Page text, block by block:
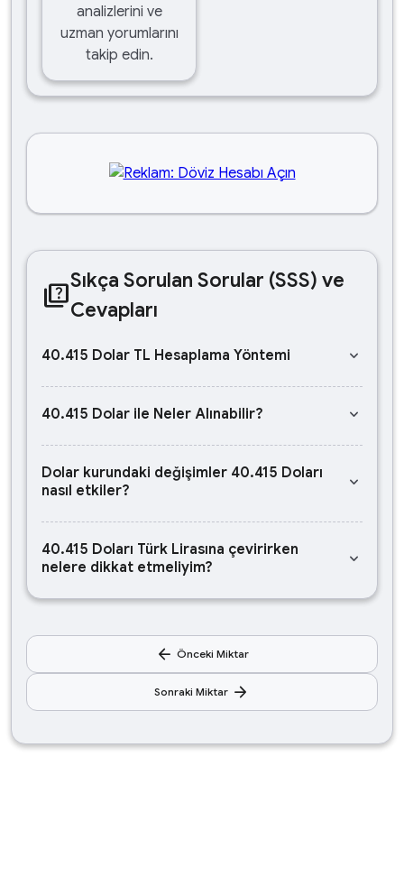
analizlerini ve
uzman yorumlarını
takip edin.
quizSıkça Sorulan Sorular (SSS) ve
Cevapları
40.415 Dolar TL Hesaplama Yöntemi keyboard_arrow_down
40.415 Dolar ile Neler Alınabilir? keyboard_arrow_down
Dolar kurundaki değişimler 40.415 Doları
nasıl etkiler?
keyboard_arrow_down
40.415 Doları Türk Lirasına çevirirken
nelere dikkat etmeliyim?
keyboard_arrow_down
arrow_back Önceki Miktar
Sonraki Miktar arrow_forward